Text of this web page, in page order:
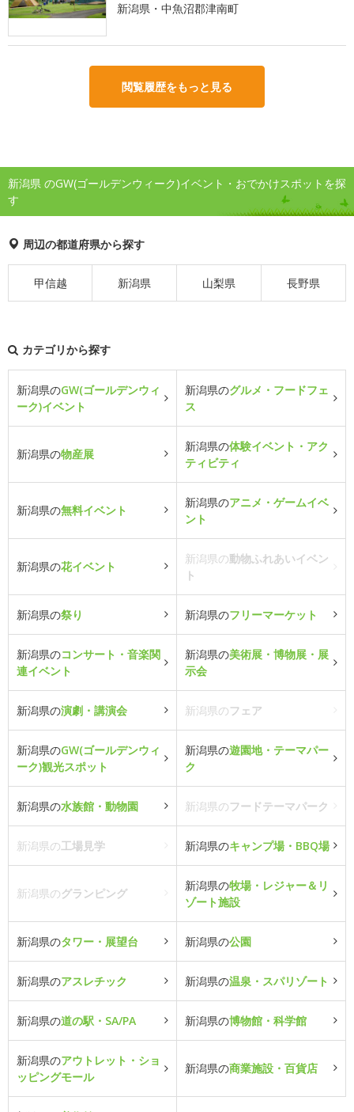
新潟県・中魚沼郡津南町
閲覧履歴をもっと見る
新潟県 のGW(ゴールデンウィーク)イベント・おでかけスポットを探
す
周辺の都道府県から探す
甲信越 新潟県 山梨県 長野県
カテゴリから探す
新潟県のGW(ゴールデンウィ
ーク)イベント
新潟県のグルメ・フードフェ
ス
新潟県の物産展
新潟県の体験イベント・アク
ティビティ
新潟県の無料イベント
新潟県のアニメ・ゲームイベ
ント
新潟県の花イベント
新潟県の動物ふれあいイベン
ト
新潟県の祭り 新潟県のフリーマーケット
新潟県のコンサート・音楽関
連イベント
新潟県の美術展・博物展・展
示会
新潟県の演劇・講演会 新潟県のフェア
新潟県のGW(ゴールデンウィ
ーク)観光スポット
新潟県の遊園地・テーマパー
ク
新潟県の水族館・動物園 新潟県のフードテーマパーク
新潟県の工場見学 新潟県のキャンプ場・BBQ場
新潟県のグランピング
新潟県の牧場・レジャー＆リ
ゾート施設
新潟県のタワー・展望台 新潟県の公園
新潟県のアスレチック 新潟県の温泉・スパリゾート
新潟県の道の駅・SA/PA 新潟県の博物館・科学館
新潟県のアウトレット・ショ
ッピングモール
新潟県の商業施設・百貨店